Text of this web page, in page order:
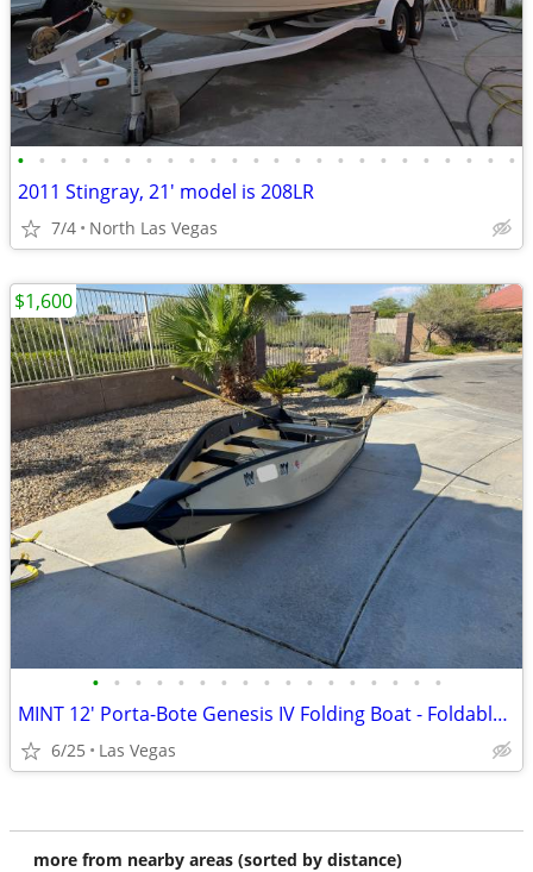
• • • • • • • • • • • • • • • • • • • • • • • •
2011 Stingray, 21' model is 208LR
7/4 North Las Vegas
• • • • • • • • • • • • • • • • •
MINT 12' Porta-Bote Genesis IV Folding Boat - Foldable Boat
6/25 Las Vegas
$1,600
more from nearby areas (sorted by distance)